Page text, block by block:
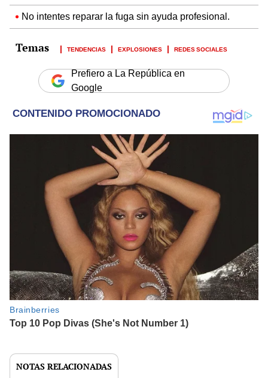
No intentes reparar la fuga sin ayuda profesional.
TENDENCIAS EXPLOSIONES REDES SOCIALES
Prefiero a La República en
Google
NOTAS RELACIONADAS